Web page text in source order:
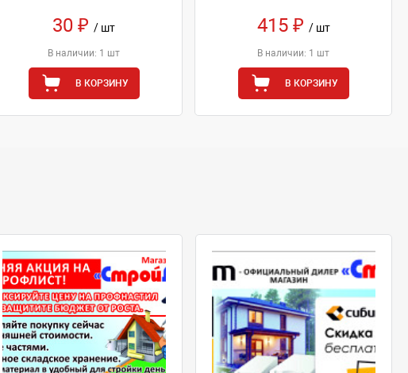
30 ₽/ шт
В наличии: 1 шт
В КОРЗИНУ
415 ₽ / шт
В наличии: 1 шт
В КОРЗИНУ